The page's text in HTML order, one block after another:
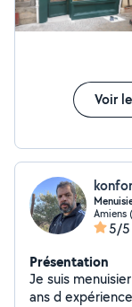
Voir
Amiens
5/5
Présentation
Je suis
ans d